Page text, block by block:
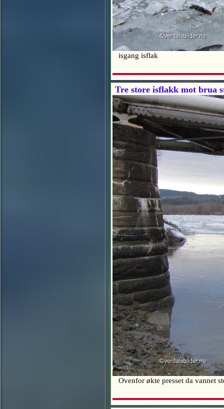
isgang isflak
Tre store isflakk mot brua
Ovenfor økte presset da vannet